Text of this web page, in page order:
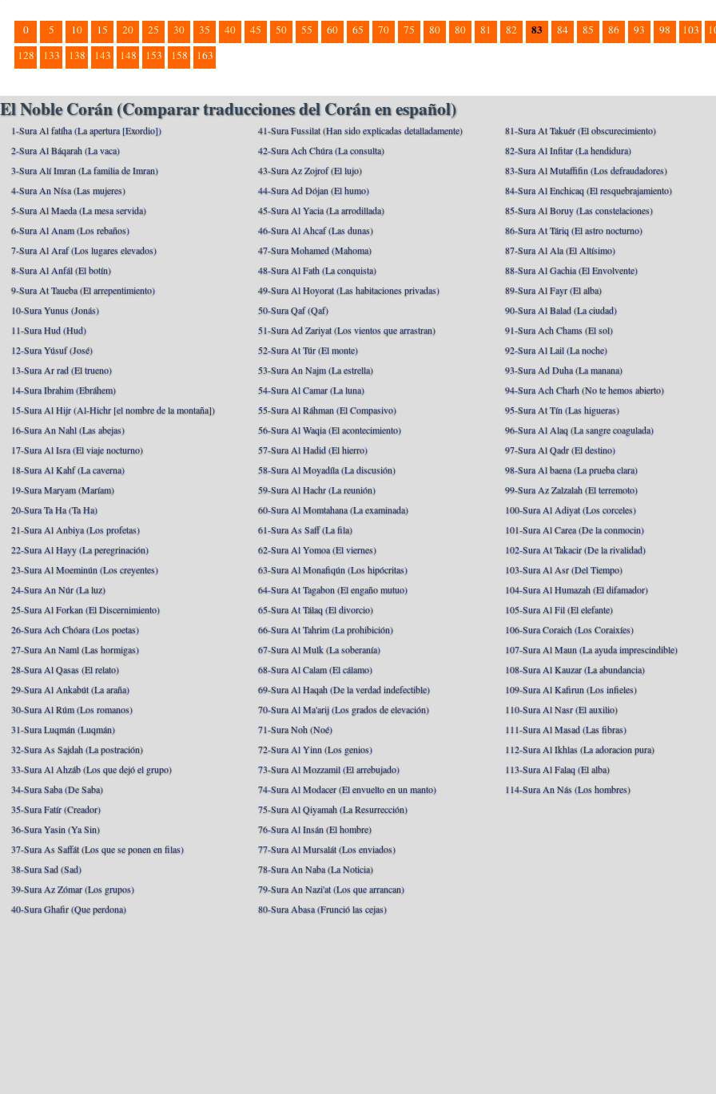
0 5 10 15 20 25 30 35 40 45 50 55 60 65 70 75 80 80 81 82 83 84 85 86 93 98 103
128
133 138 143 148 153 158 163
El Noble Corán (Comparar traducciones del Corán en español)
1-Sura Al fatíha (La apertura [Exordio])
2-Sura Al Báqarah (La vaca)
3-Sura Alí Imran (La familia de Imran)
4-Sura An Nísa (Las mujeres)
5-Sura Al Maeda (La mesa servida)
6-Sura Al Anam (Los rebaños)
7-Sura Al Araf (Los lugares elevados)
8-Sura Al Anfál (El botín)
9-Sura At Taueba (El arrepentimiento)
10-Sura Yunus (Jonás)
11-Sura Hud (Hud)
12-Sura Yúsuf (José)
13-Sura Ar rad (El trueno)
14-Sura Ibrahim (Ebráhem)
15-Sura Al Hijr (Al-Hichr [el nombre de la montaña])
16-Sura An Nahl (Las abejas)
17-Sura Al Isra (El viaje nocturno)
18-Sura Al Kahf (La caverna)
19-Sura Maryam (Maríam)
20-Sura Ta Ha (Ta Ha)
21-Sura Al Anbiya (Los profetas)
22-Sura Al Hayy (La peregrinación)
23-Sura Al Moeminún (Los creyentes)
24-Sura An Núr (La luz)
25-Sura Al Forkan (El Discernimiento)
26-Sura Ach Chóara (Los poetas)
27-Sura An Naml (Las hormigas)
28-Sura Al Qasas (El relato)
29-Sura Al Ankabút (La araña)
30-Sura Al Rúm (Los romanos)
31-Sura Luqmán (Luqmán)
32-Sura As Sajdah (La postración)
33-Sura Al Ahzáb (Los que dejó el grupo)
34-Sura Saba (De Saba)
35-Sura Fatír (Creador)
36-Sura Yasin (Ya Sin)
37-Sura As Saffát (Los que se ponen en filas)
38-Sura Sad (Sad)
39-Sura Az Zómar (Los grupos)
40-Sura Ghafir (Que perdona)
41-Sura Fussilat (Han sido explicadas detalladamente)
42-Sura Ach Chúra (La consulta)
43-Sura Az Zojrof (El lujo)
44-Sura Ad Dójan (El humo)
45-Sura Al Yacia (La arrodillada)
46-Sura Al Ahcaf (Las dunas)
47-Sura Mohamed (Mahoma)
48-Sura Al Fath (La conquista)
49-Sura Al Hoyorat (Las habitaciones privadas)
50-Sura Qaf (Qaf)
51-Sura Ad Zariyat (Los vientos que arrastran)
52-Sura At Túr (El monte)
53-Sura An Najm (La estrella)
54-Sura Al Camar (La luna)
55-Sura Al Ráhman (El Compasivo)
56-Sura Al Waqia (El acontecimiento)
57-Sura Al Hadid (El hierro)
58-Sura Al Moyadíla (La discusión)
59-Sura Al Hachr (La reunión)
60-Sura Al Momtahana (La examinada)
61-Sura As Saff (La fila)
62-Sura Al Yomoa (El viernes)
63-Sura Al Monafiqún (Los hipócritas)
64-Sura At Tagabon (El engaño mutuo)
65-Sura At Tálaq (El divorcio)
66-Sura At Tahrim (La prohibición)
67-Sura Al Mulk (La soberanía)
68-Sura Al Calam (El cálamo)
69-Sura Al Haqah (De la verdad indefectible)
70-Sura Al Ma'arij (Los grados de elevación)
71-Sura Noh (Noé)
72-Sura Al Yinn (Los genios)
73-Sura Al Mozzamil (El arrebujado)
74-Sura Al Modacer (El envuelto en un manto)
75-Sura Al Qiyamah (La Resurrección)
76-Sura Al Insán (El hombre)
77-Sura Al Mursalát (Los enviados)
78-Sura An Naba (La Noticia)
79-Sura An Nazi'at (Los que arrancan)
80-Sura Abasa (Frunció las cejas)
81-Sura At Takuér (El obscurecimiento)
82-Sura Al Infitar (La hendidura)
83-Sura Al Mutaffifin (Los defraudadores)
84-Sura Al Enchicaq (El resquebrajamiento)
85-Sura Al Boruy (Las constelaciones)
86-Sura At Táriq (El astro nocturno)
87-Sura Al Ala (El Altísimo)
88-Sura Al Gachia (El Envolvente)
89-Sura Al Fayr (El alba)
90-Sura Al Balad (La ciudad)
91-Sura Ach Chams (El sol)
92-Sura Al Lail (La noche)
93-Sura Ad Duha (La manana)
94-Sura Ach Charh (No te hemos abierto)
95-Sura At Tín (Las higueras)
96-Sura Al Alaq (La sangre coagulada)
97-Sura Al Qadr (El destino)
98-Sura Al baena (La prueba clara)
99-Sura Az Zalzalah (El terremoto)
100-Sura Al Adiyat (Los corceles)
101-Sura Al Carea (De la conmocin)
102-Sura At Takacir (De la rivalidad)
103-Sura Al Asr (Del Tiempo)
104-Sura Al Humazah (El difamador)
105-Sura Al Fil (El elefante)
106-Sura Coraich (Los Coraixíes)
107-Sura Al Maun (La ayuda imprescindible)
108-Sura Al Kauzar (La abundancia)
109-Sura Al Kafirun (Los infieles)
110-Sura Al Nasr (El auxilio)
111-Sura Al Masad (Las fibras)
112-Sura Al Ikhlas (La adoracion pura)
113-Sura Al Falaq (El alba)
114-Sura An Nás (Los hombres)